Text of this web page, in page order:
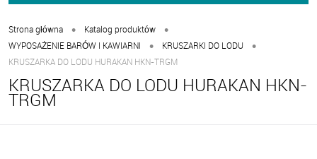
Strona główna • Katalog produktów •
WYPOSAŻENIE BARÓW I KAWIARNI • KRUSZARKI DO LODU •
KRUSZARKA DO LODU HURAKAN HKN-TRGM
KRUSZARKA DO LODU HURAKAN HKN-
TRGM